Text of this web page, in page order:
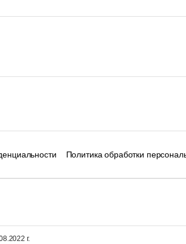
Политика обработки
г.